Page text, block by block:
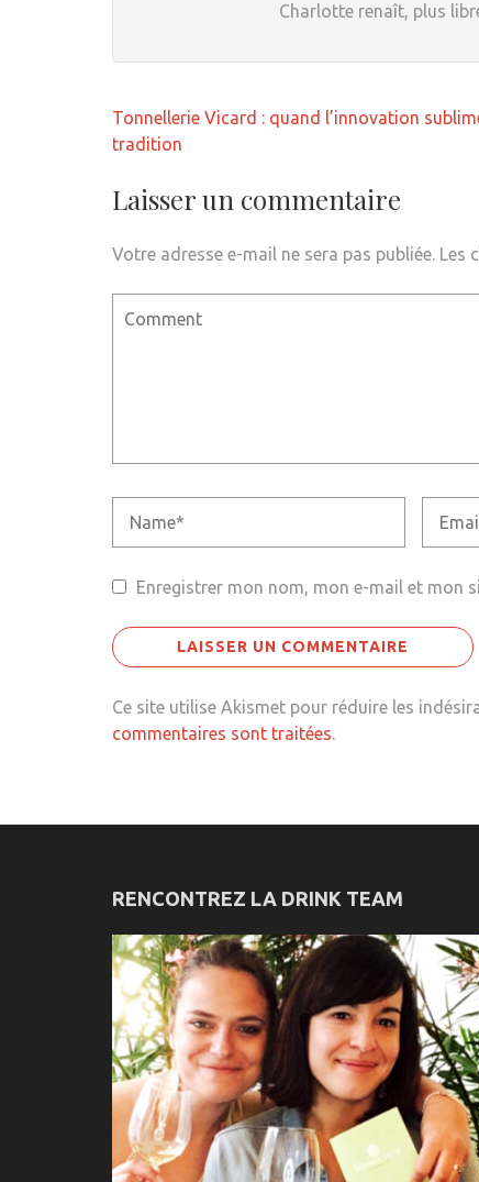
Charlotte renaît, plus
Navigation
de
Tonnellerie Vicard : quand l’innovation
tradition
Laisser un commentaire
Votre adresse e-mail ne sera pas publiée. Les
Enregistrer mon nom, mon e-mail et mon
Ce site utilise Akismet pour réduire les
commentaires sont traitées.
RENCONTREZ LA DRINK TEAM